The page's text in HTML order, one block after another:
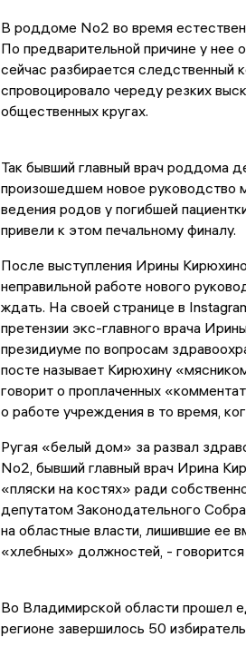
В роддоме No2 во время
По предварительной причине у
сейчас разбирается следственный
спровоцировало череду резких
общественных кругах.
Так бывший главный врач роддома
произошедшем новое руководство
ведения родов у погибшей
привели к этом печальному финалу.
После выступления Ирины
неправильной работе нового
ждать. На своей странице в
претензии экс-главного врача
президиуме по вопросам
посте называет Кирюхину
говорит о проплаченных
о работе учреждения в то время,
Ругая «белый дом» за развал
No2, бывший главный врач Ирина
«пляски на костях» ради
депутатом Законодательного
на областные власти, лишившие
«хлебных» должностей, -
Во Владимирской области прошел
регионе завершилось 50